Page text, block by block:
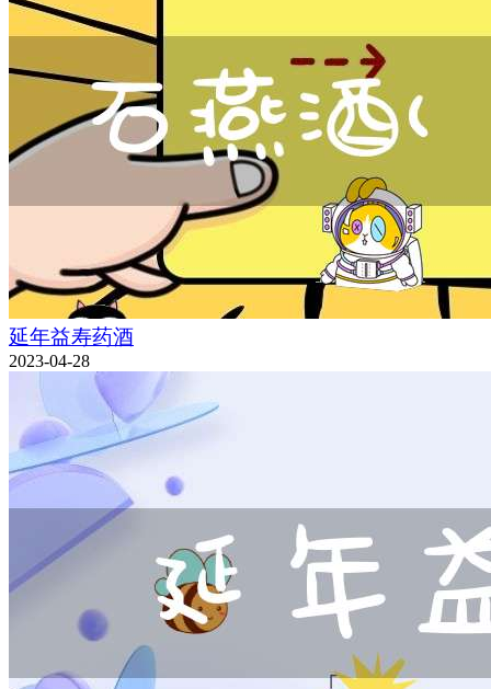
延年益寿药酒
2023-04-28